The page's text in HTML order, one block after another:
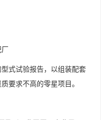
式试验报告，以组装配套
要求不高的零星项目。